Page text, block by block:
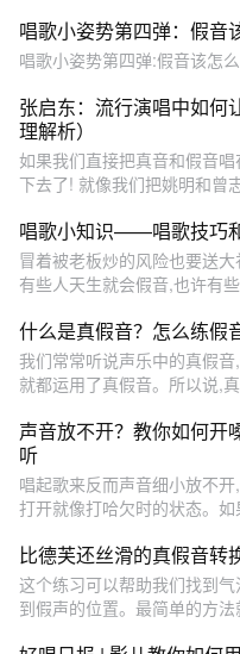
唱歌小姿势第四弹：假音
唱歌小姿势第四弹:假音该怎
张启东：流行演唱中如何
理解析）
如果我们直接把真音和假音
下去了! 就像我们把姚明和曾
唱歌小知识——唱歌技巧
冒着被老板炒的风险也要送
有些人天生就会假音,也许有
什么是真假音？怎么练假
我们常常听说声乐中的真假
就都运用了真假音。所以说,
声音放不开？教你如何开
听
唱起歌来反而声音细小放不
打开就像打哈欠时的状态。
比德芙还丝滑的真假音转
这个练习可以帮助我们找到
到假声的位置。最简单的方